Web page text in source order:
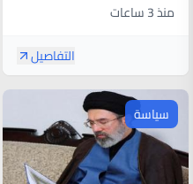
منذ 3 ساعات
التفاصيل
سياسة